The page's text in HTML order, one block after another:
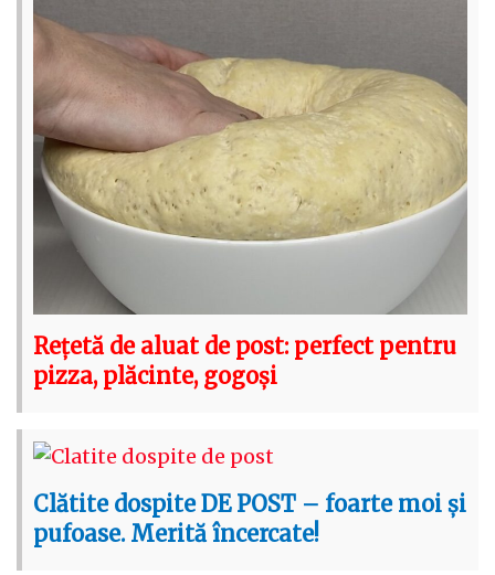
Rețetă de aluat de post: perfect pentru
pizza, plăcinte, gogoși
Clătite dospite DE POST – foarte moi și
pufoase. Merită încercate!